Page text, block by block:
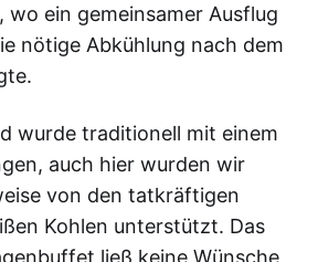
wo ein gemeinsamer Ausflug
nötige Abkühlung nach dem
wurde traditionell mit einem
auch hier wurden wir
von den tatkräftigen
Kohlen unterstützt. Das
ließ keine Wünsche